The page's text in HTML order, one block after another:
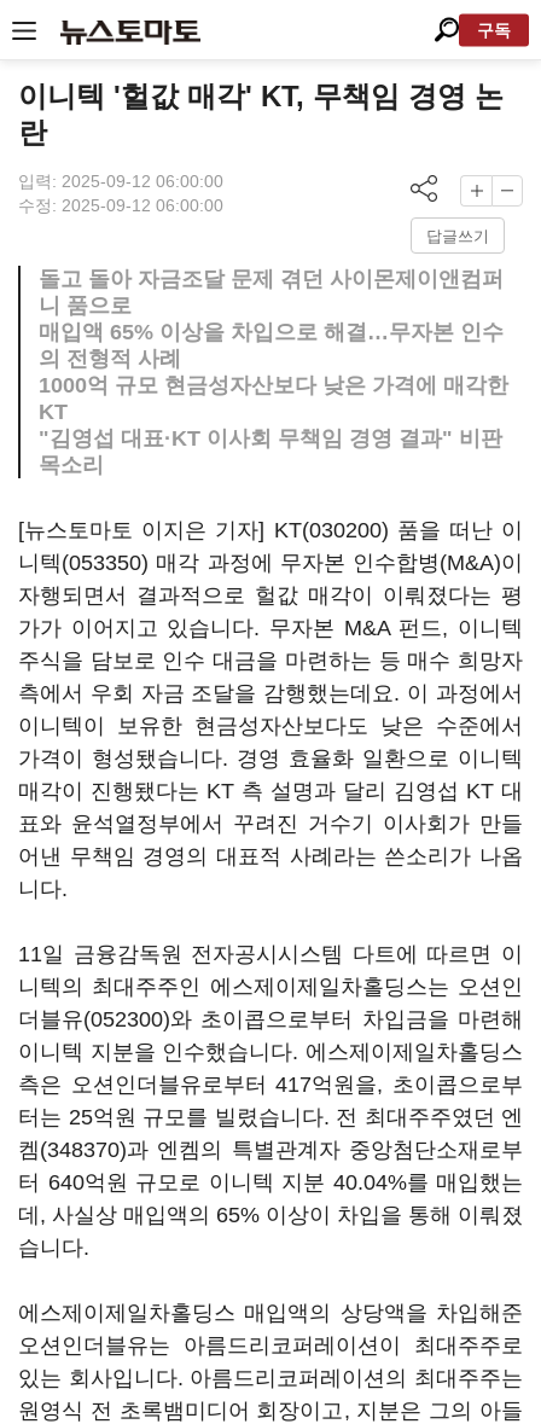
구독
이니텍 '헐값 매각' KT, 무책임 경영 논
란
입력: 2025-09-12 06:00:00
수정: 2025-09-12 06:00:00
답글쓰기
돌고 돌아 자금조달 문제 겪던 사이몬제이앤컴퍼
니 품으로
매입액 65% 이상을 차입으로 해결…무자본 인수
의 전형적 사례
1000억 규모 현금성자산보다 낮은 가격에 매각한
KT
"김영섭 대표·KT 이사회 무책임 경영 결과" 비판
목소리
[뉴스토마토 이지은 기자] KT(030200) 품을 떠난 이
니텍(053350) 매각 과정에 무자본 인수합병(M&A)이
자행되면서 결과적으로 헐값 매각이 이뤄졌다는 평
가가 이어지고 있습니다. 무자본 M&A 펀드, 이니텍
주식을 담보로 인수 대금을 마련하는 등 매수 희망자
측에서 우회 자금 조달을 감행했는데요. 이 과정에서
이니텍이 보유한 현금성자산보다도 낮은 수준에서
가격이 형성됐습니다. 경영 효율화 일환으로 이니텍
매각이 진행됐다는 KT 측 설명과 달리 김영섭 KT 대
표와 윤석열정부에서 꾸려진 거수기 이사회가 만들
어낸 무책임 경영의 대표적 사례라는 쓴소리가 나옵
니다.
11일 금융감독원 전자공시시스템 다트에 따르면 이
니텍의 최대주주인 에스제이제일차홀딩스는 오션인
더블유(052300)와 초이콥으로부터 차입금을 마련해
이니텍 지분을 인수했습니다. 에스제이제일차홀딩스
측은 오션인더블유로부터 417억원을, 초이콥으로부
터는 25억원 규모를 빌렸습니다. 전 최대주주였던 엔
켐(348370)과 엔켐의 특별관계자 중앙첨단소재로부
터 640억원 규모로 이니텍 지분 40.04%를 매입했는
데, 사실상 매입액의 65% 이상이 차입을 통해 이뤄졌
습니다.
에스제이제일차홀딩스 매입액의 상당액을 차입해준
오션인더블유는 아름드리코퍼레이션이 최대주주로
있는 회사입니다. 아름드리코퍼레이션의 최대주주는
원영식 전 초록뱀미디어 회장이고, 지분은 그의 아들